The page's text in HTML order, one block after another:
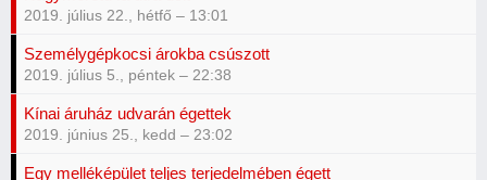
2019. július 22., hétfő – 13:01
Személygépkocsi árokba csúszott
2019. július 5., péntek – 22:38
Kínai áruház udvarán égettek
2019. június 25., kedd – 23:02
Egy melléképület teljes terjedelmében égett